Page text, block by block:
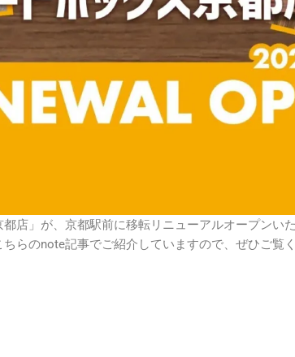
店」が、京都駅前に移転リニューアルオープンい
らのnote記事でご紹介していますので、ぜひご覧く